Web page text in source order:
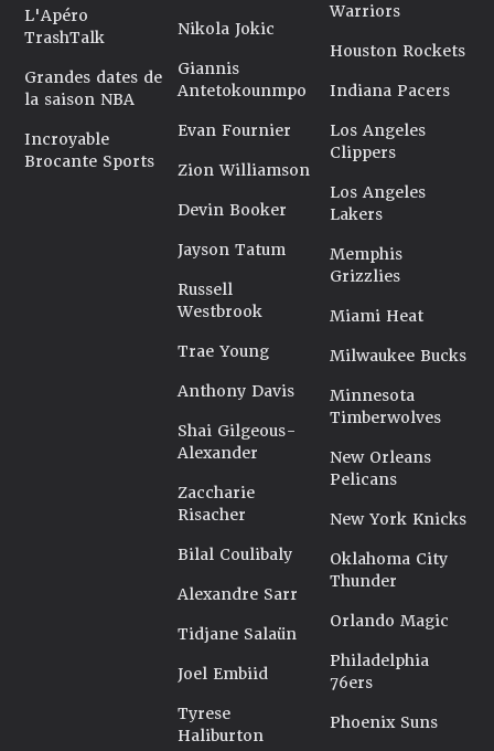
L'Apéro
TrashTalk
Grandes dates de
la saison NBA
Incroyable
Brocante Sports
Nikola Jokic
Giannis
Antetokounmpo
Evan Fournier
Zion Williamson
Devin Booker
Jayson Tatum
Russell
Westbrook
Trae Young
Anthony Davis
Shai Gilgeous-
Alexander
Zaccharie
Risacher
Bilal Coulibaly
Alexandre Sarr
Tidjane Salaün
Joel Embiid
Tyrese
Haliburton
Warriors
Houston Rockets
Indiana Pacers
Los Angeles
Clippers
Los Angeles
Lakers
Memphis
Grizzlies
Miami Heat
Milwaukee Bucks
Minnesota
Timberwolves
New Orleans
Pelicans
New York Knicks
Oklahoma City
Thunder
Orlando Magic
Philadelphia
76ers
Phoenix Suns